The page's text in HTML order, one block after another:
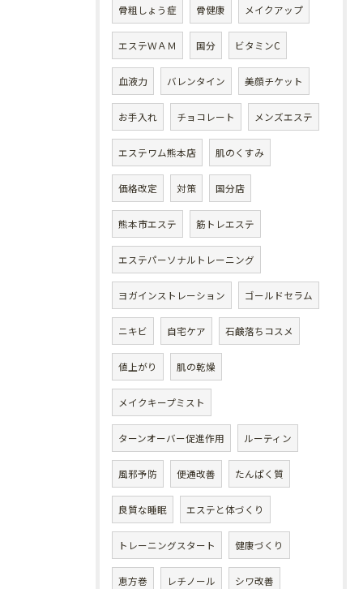
骨粗しょう症 骨健康 メイクアップ
エステＷＡＭ 国分 ビタミンC
血液力 バレンタイン 美顔チケット
お手入れ チョコレート メンズエステ
エステワム熊本店 肌のくすみ
価格改定 対策 国分店
熊本市エステ 筋トレエステ
エステパーソナルトレーニング
ヨガインストレーション ゴールドセラム
ニキビ 自宅ケア 石鹸落ちコスメ
値上がり 肌の乾燥
メイクキープミスト
ターンオーバー促進作用 ルーティン
風邪予防 便通改善 たんぱく質
良質な睡眠 エステと体づくり
トレーニングスタート 健康づくり
恵方巻 レチノール シワ改善